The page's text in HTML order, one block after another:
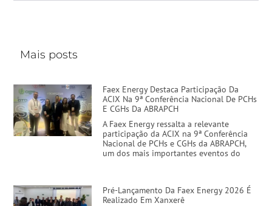
Mais posts
Faex Energy Destaca Participação Da
ACIX Na 9ª Conferência Nacional De PCHs
E CGHs Da ABRAPCH
A Faex Energy ressalta a relevante
participação da ACIX na 9ª Conferência
Nacional de PCHs e CGHs da ABRAPCH,
um dos mais importantes eventos do
Pré-Lançamento Da Faex Energy 2026 É
Realizado Em Xanxerê